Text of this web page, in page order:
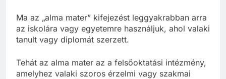
Ma az „alma mater” kifejezést leggyakrabban arra
az iskolára vagy egyetemre használjuk, ahol valaki
tanult vagy diplomát szerzett.
Tehát az alma mater az a felsőoktatási intézmény,
amelyhez valaki szoros érzelmi vagy szakmai